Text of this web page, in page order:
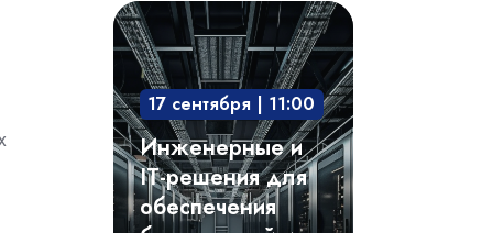
Инженерные
и
IT-
решения
для
обеспечения
безотказной
17 сентября | 11:00
Инженерные и
IT-решения для
обеспечения